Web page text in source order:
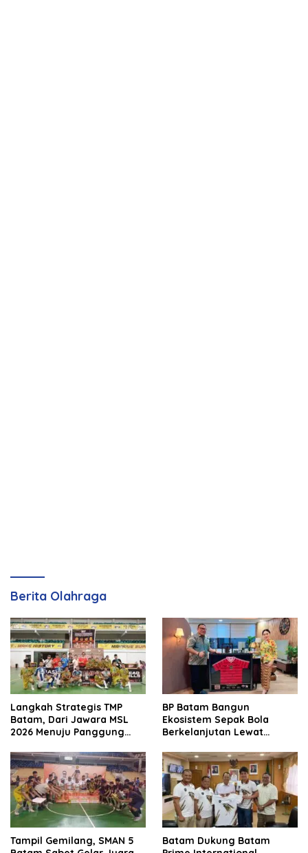
Berita Olahraga
Langkah Strategis TMP
Batam, Dari Jawara MSL
2026 Menuju Panggung
BP Batam Bangun
Ekosistem Sepak Bola
Berkelanjutan Lewat
Tampil Gemilang, SMAN 5
Batam Dukung Batam